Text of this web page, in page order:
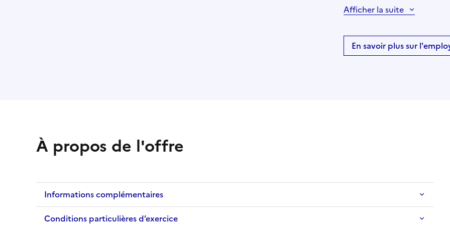
Afficher la suite
En savoir plus sur
À propos de l'offre
Informations complémentaires
Conditions particulières d’exercice